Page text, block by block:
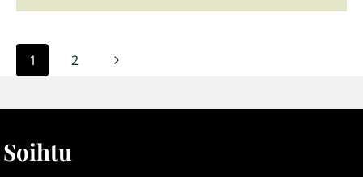
Sivunavigointi
1 2
Seuraava
Soihtu